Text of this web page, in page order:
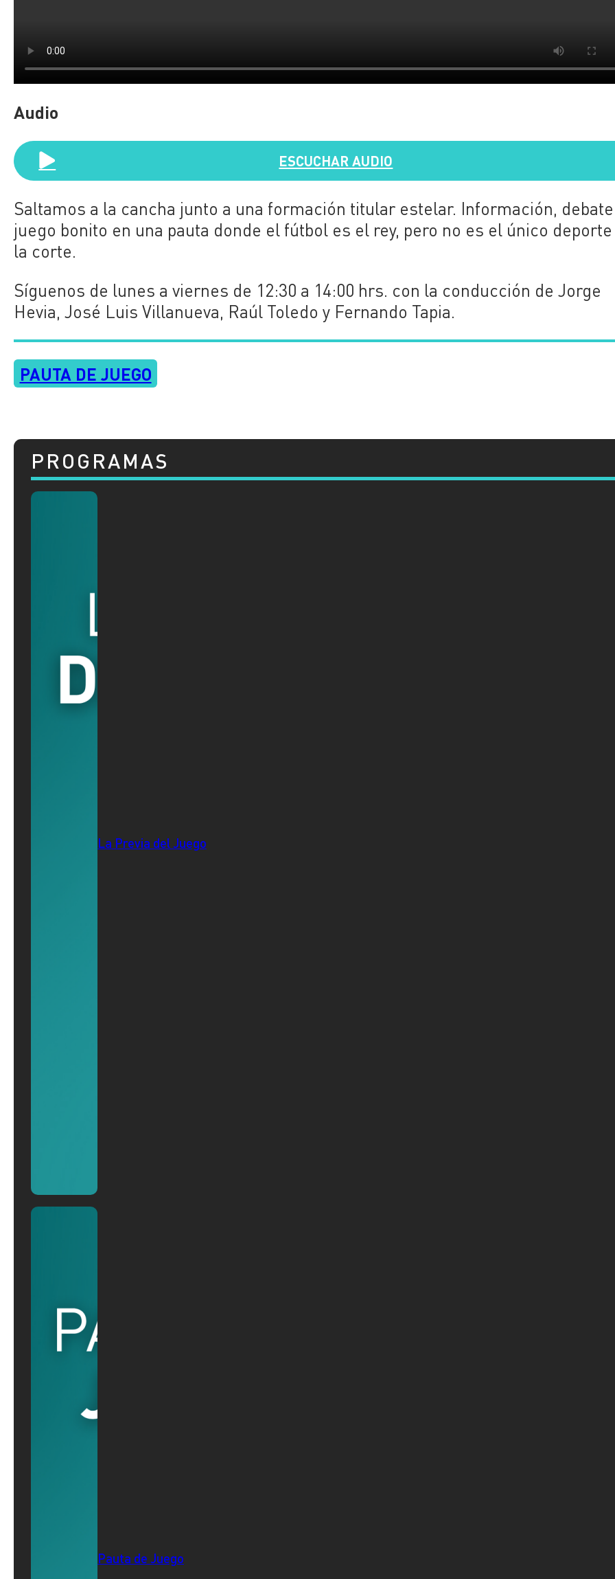
Audio
ESCUCHAR AUDIO
Saltamos a la cancha junto a una formación titular estelar. Información,
juego bonito en una pauta donde el fútbol es el rey, pero no es el único deporte
la corte.
Síguenos de lunes a viernes de 12:30 a 14:00 hrs. con la conducción de Jorge
Hevia, José Luis Villanueva, Raúl Toledo y Fernando Tapia.
PAUTA DE JUEGO
PROGRAMAS
La Previa del Juego
Pauta de Juego